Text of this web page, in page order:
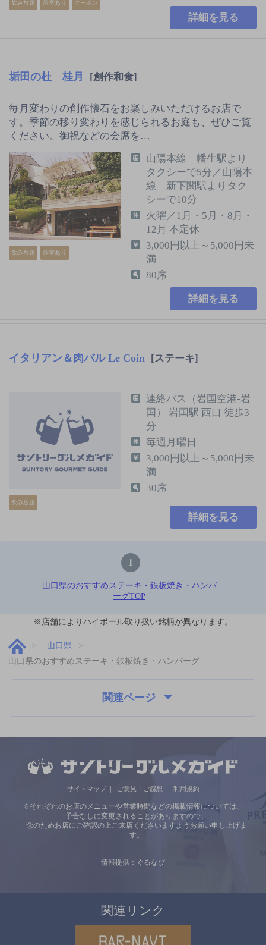
飲み放題 個室あり クーポン
詳細を見る
垢田の杜 桂月 [創作和食]
毎月変わりの創作懐石をお楽しみいただけるお店で
す。季節の移り変わりを感じられるお庭も、ぜひご覧
ください。御祝などの会席を…
飲み放題 個室あり
山陽本線 幡生駅より
タクシーで5分／山陽本
線 新下関駅よりタク
シーで10分
火曜／1月・5月・8月・
12月 不定休
3,000円以上～5,000円未
満
80席
詳細を見る
イタリアン＆肉バル Le Coin [ステーキ]
飲み放題
連絡バス（岩国空港-岩
国） 岩国駅 西口 徒歩3
分
毎週月曜日
3,000円以上～5,000円未
満
30席
詳細を見る
1
山口県のおすすめステーキ・鉄板焼き・ハンバ
ーグTOP
※店舗によりハイボール取り扱い銘柄が異なります。
山口県
山口県のおすすめステーキ・鉄板焼き・ハンバーグ
関連ページ
サイトマップ ご意見・ご感想 利用規約
※それぞれのお店のメニューや営業時間などの掲載情報については、
予告なしに変更されることがありますので、
念のためお店にご確認の上ご来店くださいますようお願い申し上げま
す。
情報提供：ぐるなび
関連リンク